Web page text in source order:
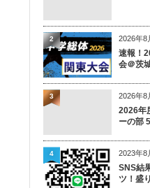
2026年8
速報！
会＠茨
2
2026年8
2026年
ーの部
3
2023年8
SNS結
ツ！盛
4